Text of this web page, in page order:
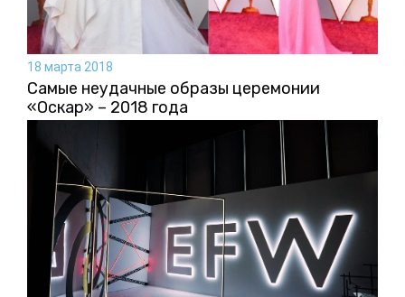
18 марта 2018
Самые неудачные образы церемонии
«Оскар» – 2018 года